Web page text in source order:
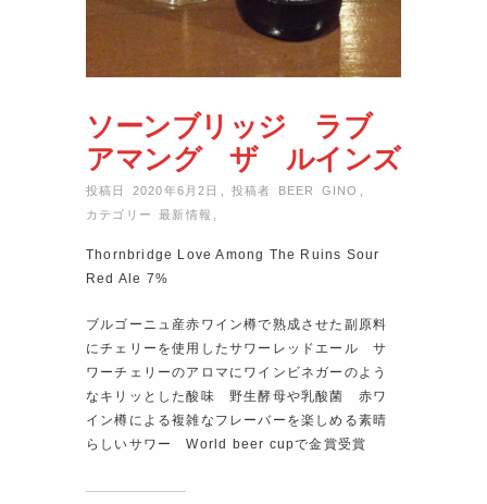
ソーンブリッジ ラブ
アマング ザ ルインズ
投稿日 2020年6月2日 ,投稿者 BEER GINO
カテゴリー最新情報
Thornbridge Love Among The Ruins Sour
Red Ale 7%
ブルゴーニュ産赤ワイン樽で熟成させた副原料
にチェリーを使用したサワーレッドエール サ
ワーチェリーのアロマにワインビネガーのよう
なキリッとした酸味 野生酵母や乳酸菌 赤ワ
イン樽による複雑なフレーバーを楽しめる素晴
らしいサワー World beer cupで金賞受賞